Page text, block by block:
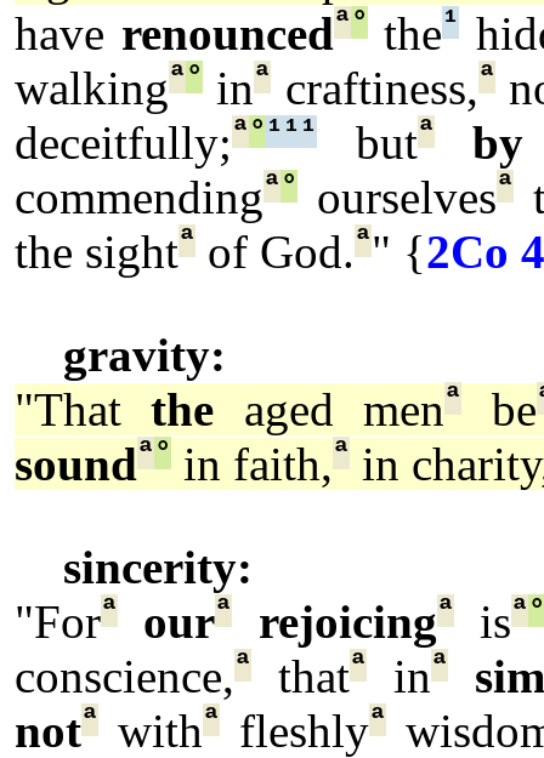
have renouncedª°the¹
walkingª° inª craftiness,ª
deceitfully;ª° ¹ ¹ ¹ butª by
commendingª° ourselvesª
the sightª of God.ª" {2Co
gravity:
"Thatthe aged menª be
soundª° in faith,ª in
sincerity:
"Forª ourª rejoicingªisª
conscience,ª thatª inª
notª withª fleshlyª